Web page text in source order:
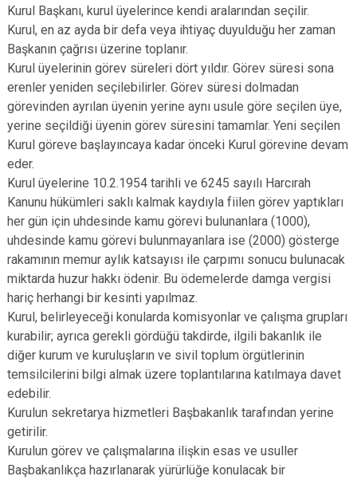
Kurul Başkanı, kurul üyelerince kendi aralarından seçilir.
Kurul, en az ayda bir defa veya ihtiyaç duyulduğu her zaman
Başkanın çağrısı üzerine toplanır.
Kurul üyelerinin görev süreleri dört yıldır. Görev süresi sona
erenler yeniden seçilebilirler. Görev süresi dolmadan
görevinden ayrılan üyenin yerine aynı usule göre seçilen üye,
yerine seçildiği üyenin görev süresini tamamlar. Yeni seçilen
Kurul göreve başlayıncaya kadar önceki Kurul görevine devam
eder.
Kurul üyelerine 10.2.1954 tarihli ve 6245 sayılı Harcırah
Kanunu hükümleri saklı kalmak kaydıyla fiilen görev yaptıkları
her gün için uhdesinde kamu görevi bulunanlara (1000),
uhdesinde kamu görevi bulunmayanlara ise (2000) gösterge
rakamının memur aylık katsayısı ile çarpımı sonucu bulunacak
miktarda huzur hakkı ödenir. Bu ödemelerde damga vergisi
hariç herhangi bir kesinti yapılmaz.
Kurul, belirleyeceği konularda komisyonlar ve çalışma grupları
kurabilir; ayrıca gerekli gördüğü takdirde, ilgili bakanlık ile
diğer kurum ve kuruluşların ve sivil toplum örgütlerinin
temsilcilerini bilgi almak üzere toplantılarına katılmaya davet
edebilir.
Kurulun sekretarya hizmetleri Başbakanlık tarafından yerine
getirilir.
Kurulun görev ve çalışmalarına ilişkin esas ve usuller
Başbakanlıkça hazırlanarak yürürlüğe konulacak bir